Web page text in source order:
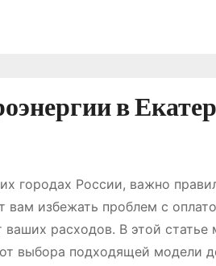
в
городах России, важно
вам избежать проблем с
ваших расходов. В этой
выбора подходящей модели